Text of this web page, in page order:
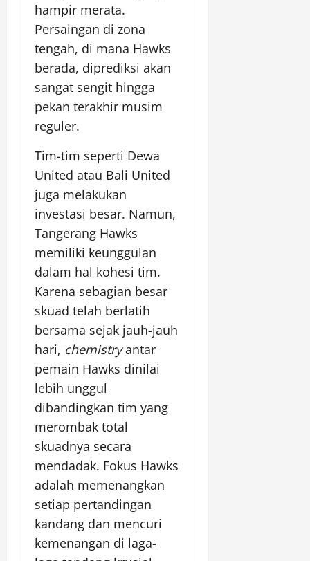
hampir merata.
Persaingan di zona
tengah, di mana Hawks
berada, diprediksi akan
sangat sengit hingga
pekan terakhir musim
reguler.
Tim-tim seperti Dewa
United atau Bali United
juga melakukan
investasi besar. Namun,
Tangerang Hawks
memiliki keunggulan
dalam hal kohesi tim.
Karena sebagian besar
skuad telah berlatih
bersama sejak jauh-jauh
hari, chemistryantar
pemain Hawks dinilai
lebih unggul
dibandingkan tim yang
merombak total
skuadnya secara
mendadak. Fokus Hawks
adalah memenangkan
setiap pertandingan
kandang dan mencuri
kemenangan di laga-